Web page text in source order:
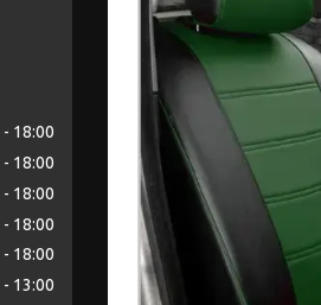
18:00
18:00
18:00
18:00
18:00
13:00